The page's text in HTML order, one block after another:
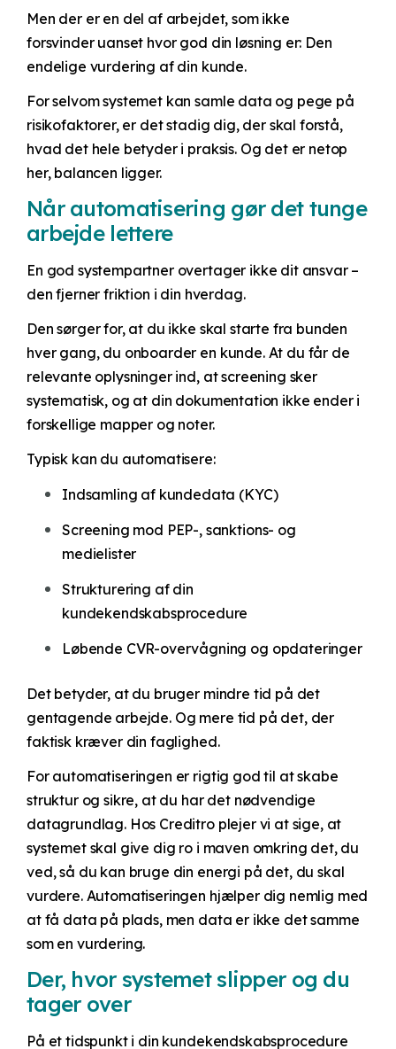
Men der er en del af arbejdet, som ikke
forsvinder uanset hvor god din løsning er: Den
endelige vurdering af din kunde.
For selvom systemet kan samle data og pege på
risikofaktorer, er det stadig dig, der skal forstå,
hvad det hele betyder i praksis. Og det er netop
her, balancen ligger.
Når automatisering gør det tunge
arbejde lettere
En god systempartner overtager ikke dit ansvar –
den fjerner friktion i din hverdag.
Den sørger for, at du ikke skal starte fra bunden
hver gang, du onboarder en kunde. At du får de
relevante oplysninger ind, at screening sker
systematisk, og at din dokumentation ikke ender i
forskellige mapper og noter.
Typisk kan du automatisere:
Indsamling af kundedata (KYC)
Screening mod PEP-, sanktions- og
medielister
Strukturering af din
kundekendskabsprocedure
Løbende CVR-overvågning og opdateringer
Det betyder, at du bruger mindre tid på det
gentagende arbejde. Og mere tid på det, der
faktisk kræver din faglighed.
For automatiseringen er rigtig god til at skabe
struktur og sikre, at du har det nødvendige
datagrundlag. Hos Creditro plejer vi at sige, at
systemet skal give dig ro i maven omkring det, du
ved, så du kan bruge din energi på det, du skal
vurdere. Automatiseringen hjælper dig nemlig med
at få data på plads, men data er ikke det samme
som en vurdering.
Der, hvor systemet slipper og du
tager over
På et tidspunkt i din kundekendskabsprocedure